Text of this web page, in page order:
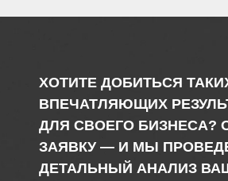
ХОТИТЕ ДОБИТЬСЯ
ВПЕЧАТЛЯЮЩИХ
ДЛЯ СВОЕГО БИЗНЕСА?
ЗАЯВКУ — И МЫ
ДЕТАЛЬНЫЙ АНАЛИЗ